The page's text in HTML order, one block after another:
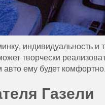
индивидуальность и
творчески
ему будет комфортно.
Газели